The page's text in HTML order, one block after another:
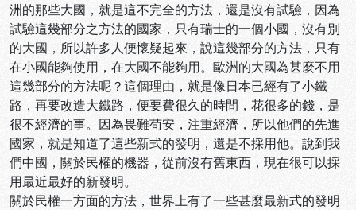
洲的那些大國，就是這不完全的方法，還是沒有試驗，因為
試驗這幾部分之方法的國家，只有瑞士的一個小國，沒有別
的大國，所以許多人便懷疑起來，說這幾部分的方法，只有
在小國能夠使用，在大國不能夠用。歐洲的大國為甚麼不用
這幾部分的方法呢？這個理由，就是像日本已經有了小鐵
路，再要改造大鐵路，便要費很久的時間，花很多的錢，是
很不經濟的事。因為畏難苟安，注重經濟，所以他們的先進
國家，就是知道了這些新式的發明，還是不採用他。說到我
們中國，關於民權的機器，從前沒有舊東西，現在很可以採
用最近最好的新發明。
關於民權一方面的方法，世界上有了一些甚麼最新式的發明